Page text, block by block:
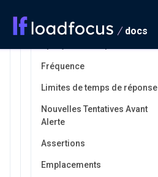
docs
Configuration de la requête
Fréquence
Limites de temps de réponse
Nouvelles Tentatives Avant
Alerte
Assertions
Emplacements